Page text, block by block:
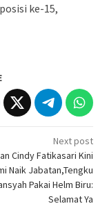
ke-15,
Next post
Cindy Fatikasari Kini
Naik Jabatan,Tengku
Pakai Helm Biru:
Selamat Ya